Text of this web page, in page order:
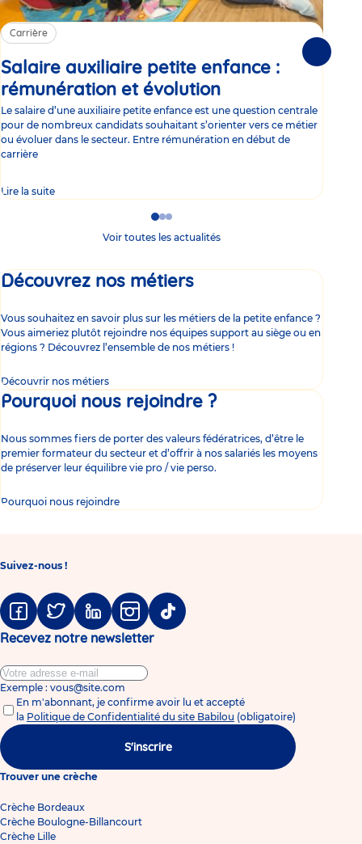
Carrière
Salaire auxiliaire petite enfance :
rémunération et évolution
Le salaire d’une auxiliaire petite enfance est une question centrale
pour de nombreux candidats souhaitant s’orienter vers ce métier
ou évoluer dans le secteur. Entre rémunération en début de
carrière
Lire la suite
Go
to
Go
to
Go
to
Voir toutes les actualités
Découvrez nos métiers
Vous souhaitez en savoir plus sur les métiers de la petite enfance ?
Vous aimeriez plutôt rejoindre nos équipes support au siège ou en
régions ? Découvrez l’ensemble de nos métiers !
Découvrir nos métiers
Pourquoi nous rejoindre ?
Nous sommes fiers de porter des valeurs fédératrices, d’être le
premier formateur du secteur et d’offrir à nos salariés les moyens
de préserver leur équilibre vie pro / vie perso.
Pourquoi nous rejoindre
Suivez-nous !
FacebookTwitter LinkedinInstagramTiktok
Recevez notre newsletter
Exemple : vous@site.com
En m'abonnant, je confirme avoir lu et accepté
la Politique de Confidentialité du site Babilou (obligatoire)
S'inscrire
Trouver une crèche
Crèche Bordeaux
Crèche Boulogne-Billancourt
Crèche Lille